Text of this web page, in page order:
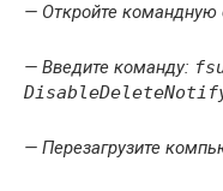
— Откройте командную
— Введите команду:
— Перезагрузите